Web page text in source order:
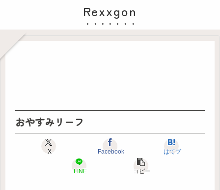
Rexxgon
おやすみリーフ
X Facebook はてブ
LINE コピー